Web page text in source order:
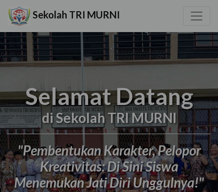
Sekolah TRI MURNI
Selamat Datang
di Sekolah TRI MURNI
"Pembentukan Karakter, Pelopor
Kreativitas: Di Sini Siswa
Menemukan Jati Diri Unggulnya!"